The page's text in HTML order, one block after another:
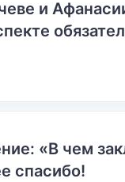
и
«В чем
спасибо!